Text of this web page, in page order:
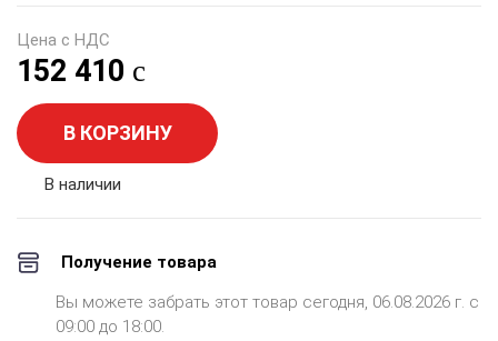
Цена с НДС
152 410
В КОРЗИНУ
В наличии
Получение товара
Вы можете забрать этот товар сегодня, 06.08.2026 г. с
09:00 до 18:00.